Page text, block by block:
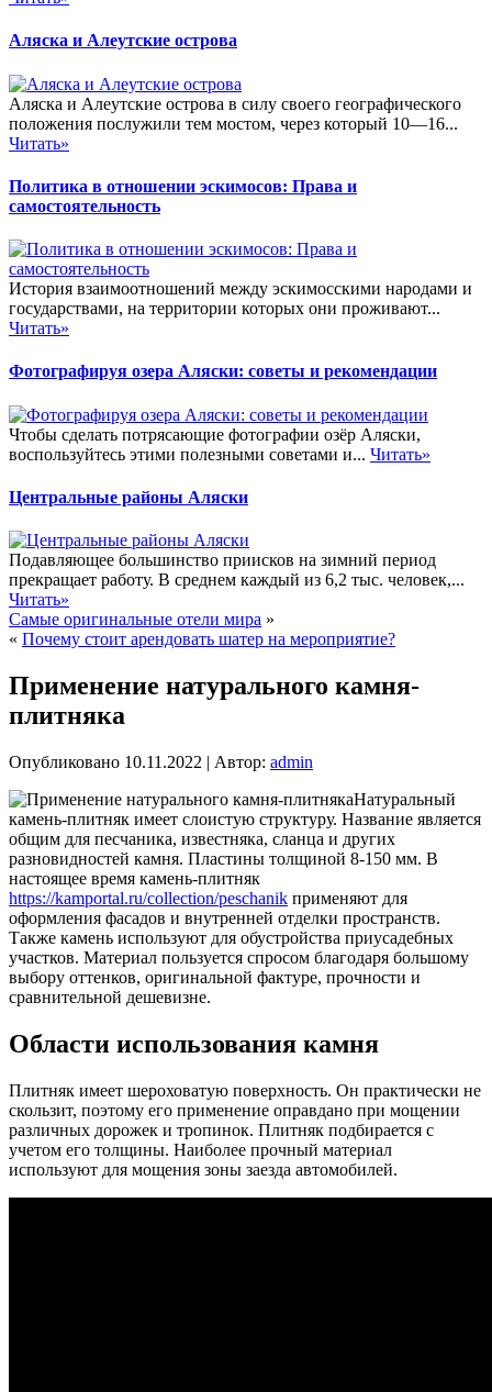
Аляска и Алеутские острова
Аляска и Алеутские острова в силу своего географического
положения послужили тем мостом, через который 10—16...
Читать»
Политика в отношении эскимосов: Права и
самостоятельность
История взаимоотношений между эскимосскими народами и
государствами, на территории которых они проживают...
Читать»
Фотографируя озера Аляски: советы и рекомендации
Чтобы сделать потрясающие фотографии озёр Аляски,
воспользуйтесь этими полезными советами и... Читать»
Центральные районы Аляски
Подавляющее большинство приисков на зимний период
прекращает работу. В среднем каждый из 6,2 тыс. человек,...
Читать»
Самые оригинальные отели мира »
« Почему стоит арендовать шатер на мероприятие?
Применение натурального камня-
плитняка
Опубликовано 10.11.2022 | Автор: admin
Натуральный
камень-плитняк имеет слоистую структуру. Название является
общим для песчаника, известняка, сланца и других
разновидностей камня. Пластины толщиной 8-150 мм. В
настоящее время камень-плитняк
https://kamportal.ru/collection/peschanik применяют для
оформления фасадов и внутренней отделки пространств.
Также камень используют для обустройства приусадебных
участков. Материал пользуется спросом благодаря большому
выбору оттенков, оригинальной фактуре, прочности и
сравнительной дешевизне.
Области использования камня
Плитняк имеет шероховатую поверхность. Он практически не
скользит, поэтому его применение оправдано при мощении
различных дорожек и тропинок. Плитняк подбирается с
учетом его толщины. Наиболее прочный материал
используют для мощения зоны заезда автомобилей.